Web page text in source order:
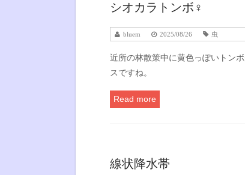
シオカラトンボ♀
bluem 2025/08/26 虫
近所の林散策中に黄色っぽいトン
スですね。
Read more
線状降水帯